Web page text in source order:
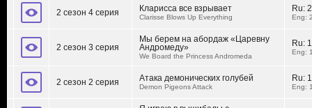
2 сезон 4 серия Кларисса все взрывает
Clarisse Blows Up Everything
Ru:
Eng:
2 сезон 3 серия
Мы берем на абордаж «Царевну
Андромеду»
We Board the Princess Andromeda
Ru:
Eng:
2 сезон 2 серия Атака демонических голубей
Demon Pigeons Attack
Ru:
Eng: